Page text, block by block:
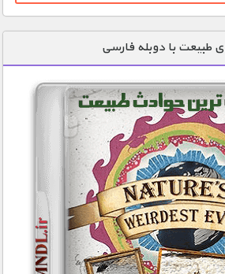
طبیعت با دوبله فارسی